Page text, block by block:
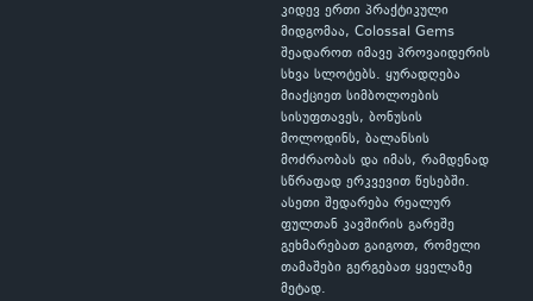
კიდევ ერთი პრაქტიკული
მიდგომაა, Colossal Gems
შეადაროთ იმავე პროვაიდერის
სხვა სლოტებს. ყურადღება
მიაქციეთ სიმბოლოების
სისუფთავეს, ბონუსის
მოლოდინს, ბალანსის
მოძრაობას და იმას, რამდენად
სწრაფად ერკვევით წესებში.
ასეთი შედარება რეალურ
ფულთან კავშირის გარეშე
გეხმარებათ გაიგოთ, რომელი
თამაშები გერგებათ ყველაზე
მეტად.